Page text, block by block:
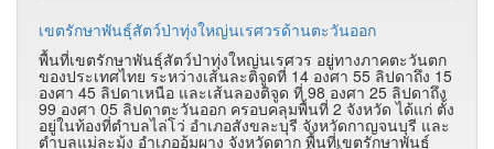
เขตรักษาพันธุ์สัตว์ป่าทุ่งใหญ่นเรศวรด้านตะวันออก
พื้นที่เขตรักษาพันธุ์สัตว์ป่าทุ่งใหญ่นเรศวร อยู่ทางภาคตะวันตก
ของประเทศไทย ระหว่างเส้นละติจูดที่ 14 องศา 55 ลิปดาถึง 15
องศา 45 ลิปดาเหนือ และเส้นลองติจูด ที่ 98 องศา 25 ลิปดาถึง
99 องศา 05 ลิปดาตะวันออก ครอบคลุมพื้นที่ 2 จังหวัด ได้แก่ ตั้ง
อยู่ในท้องที่ตำบลไล่โว่ อำเภอสังขละบุรี จังหวัดกาญจนบุรี และ
ตำบลแม่ละมุ้ง อำเภออุ้มผาง จังหวัดตาก พื้นที่เขตรักษาพันธุ์